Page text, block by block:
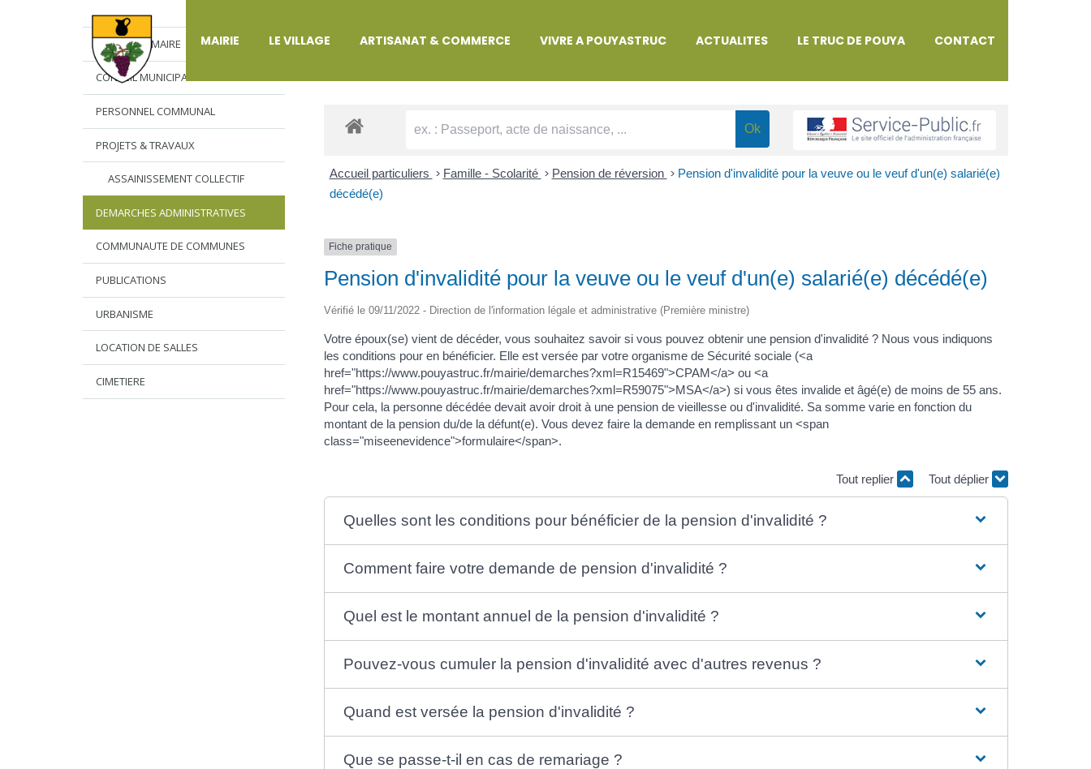
MAIRIE LE VILLAGE ARTISANAT & COMMERCE VIVRE A POUYASTRUC ACTUALITES LE TRUC DE POUYA CONTACT
L’EDITO DU MAIRE
CONSEIL MUNICIPAL
PERSONNEL COMMUNAL
PROJETS & TRAVAUX
ASSAINISSEMENT COLLECTIF
DEMARCHES ADMINISTRATIVES
COMMUNAUTE DE COMMUNES
PUBLICATIONS
URBANISME
LOCATION DE SALLES
CIMETIERE
DÉMARCHES ADMINISTRATIVES
Accueil particuliers > Famille - Scolarité > Pension de réversion > Pension d'invalidité pour la veuve ou le veuf d'un(e) salarié(e)
décédé(e)
Fiche pratique
Pension d'invalidité pour la veuve ou le veuf d'un(e) salarié(e) décédé(e)
Vérifié le 09/11/2022 - Direction de l'information légale et administrative (Première ministre)
Votre époux(se) vient de décéder, vous souhaitez savoir si vous pouvez obtenir une pension d'invalidité ? Nous vous indiquons
les conditions pour en bénéficier. Elle est versée par votre organisme de Sécurité sociale (<a
href="https://www.pouyastruc.fr/mairie/demarches?xml=R15469">CPAM</a> ou <a
href="https://www.pouyastruc.fr/mairie/demarches?xml=R59075">MSA</a>) si vous êtes invalide et âgé(e) de moins de 55 ans.
Pour cela, la personne décédée devait avoir droit à une pension de vieillesse ou d'invalidité. Sa somme varie en fonction du
montant de la pension du/de la défunt(e). Vous devez faire la demande en remplissant un <span
class="miseenevidence">formulaire</span>.
Tout replier Tout déplier
Quelles sont les conditions pour bénéficier de la pension d'invalidité ?
Comment faire votre demande de pension d'invalidité ?
Quel est le montant annuel de la pension d'invalidité ?
Pouvez-vous cumuler la pension d'invalidité avec d'autres revenus ?
Quand est versée la pension d'invalidité ?
Que se passe-t-il en cas de remariage ?